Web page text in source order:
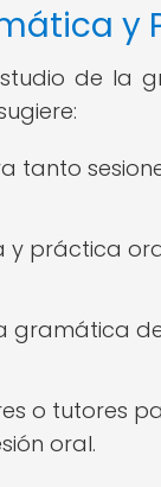
y
de la
tanto
práctica
gramática
o tutores
oral.